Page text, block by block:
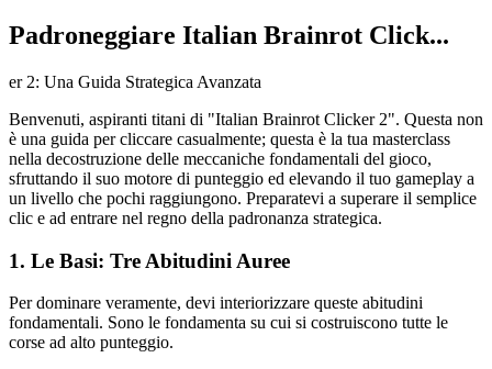
Padroneggiare Italian Brainrot Click...
er 2: Una Guida Strategica Avanzata
Benvenuti, aspiranti titani di "Italian Brainrot Clicker 2". Questa non
è una guida per cliccare casualmente; questa è la tua masterclass
nella decostruzione delle meccaniche fondamentali del gioco,
sfruttando il suo motore di punteggio ed elevando il tuo gameplay a
un livello che pochi raggiungono. Preparatevi a superare il semplice
clic e ad entrare nel regno della padronanza strategica.
1. Le Basi: Tre Abitudini Auree
Per dominare veramente, devi interiorizzare queste abitudini
fondamentali. Sono le fondamenta su cui si costruiscono tutte le
corse ad alto punteggio.